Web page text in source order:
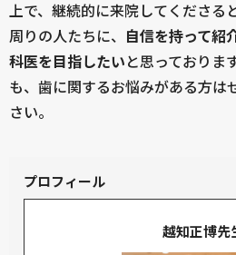
上で、継続的に来院してくださる
周りの人たちに、
自信を持って紹
科医を目指したい と思っておりま
も、歯に関するお悩みがある方は
さい。
プロフィール
越知正博先